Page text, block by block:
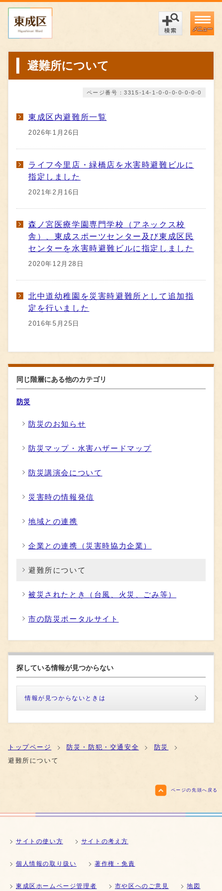
メニュー
避難所について
ページ番号：3315-14-1-0-0-0-0-0-0-0
東成区内避難所一覧
2026年1月26日
ライフ今里店・緑橋店を水害時避難ビルに
指定しました
2021年2月16日
森ノ宮医療学園専門学校（アネックス校
舎）、東成スポーツセンター及び東成区民
センターを水害時避難ビルに指定しました
2020年12月28日
北中道幼稚園を災害時避難所として追加指
定を行いました
2016年5月25日
同じ階層にある他のカテゴリ
防災
防災のお知らせ
防災マップ・水害ハザードマップ
防災講演会について
災害時の情報発信
地域との連携
企業との連携（災害時協力企業）
避難所について
被災されたとき（台風、火災、ごみ等）
市の防災ポータルサイト
探している情報が見つからない
情報が見つからないときは
トップページ 防災・防犯・交通安全
防災
避難所について
ページの先頭へ戻る
サイトの使い方 サイトの考え方
個人情報の取り扱い 著作権・免責
東成区ホームページ管理者 市や区へのご意見 地図